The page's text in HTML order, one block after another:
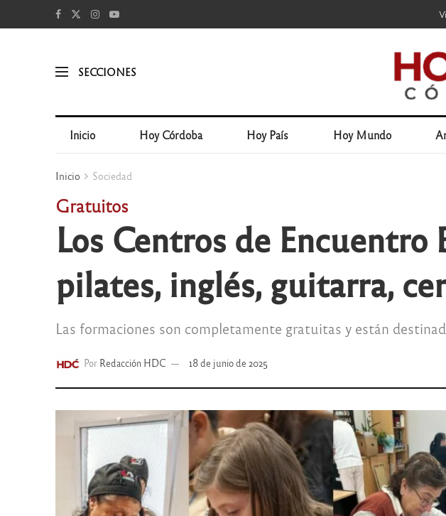
SECCIONES
Inicio Hoy Córdoba Hoy País Hoy Mundo
Inicio Sociedad
Gratuitos
Los Centros de
pilates, inglés, guitarra,
Las formaciones son completamente gratuitas y están
Por Redacción HDC 18 de junio de 2025